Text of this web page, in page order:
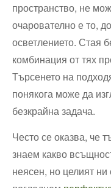
пространство, не
очарователно е то,
осветлението. Стая
комбинация от тях
Търсенето на
понякога може да
безкрайна задача.
Често се оказва, че
знаем какво
неясен, но целият ни